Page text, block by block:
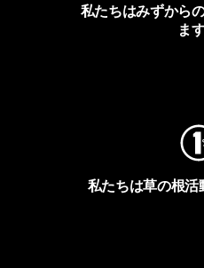
私たちはみずから
ま
私たちは草の根活